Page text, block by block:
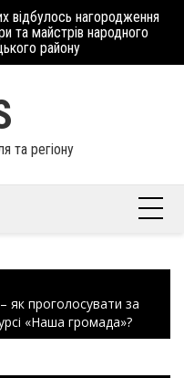
відбулось нагородження
та майстрів народного
району
та регіону
як проголосувати за
«Наша громада»?